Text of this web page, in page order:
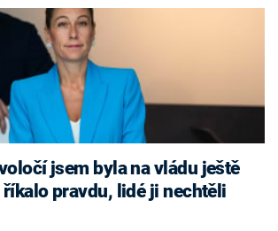
jsem byla na vládu ještě
říkalo pravdu, lidé ji nechtěli